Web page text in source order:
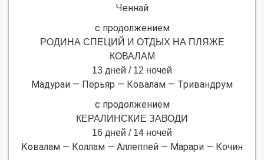
Ченнай
с продолжением
РОДИНА СПЕЦИЙ И ОТДЫХ НА ПЛЯЖЕ
КОВАЛАМ
13 дней / 12 ночей
Мадураи — Перьяр — Ковалам — Тривандрум
с продолжением
КЕРАЛИНСКИЕ ЗАВОДИ
16 дней / 14 ночей
Ковалам — Коллам — Аллеппей — Марари — Кочин